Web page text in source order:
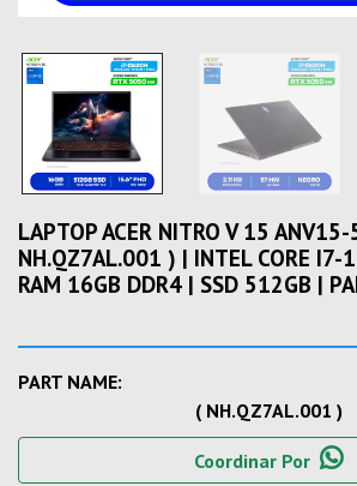
LAPTOP ACER NITRO V 15
NH.QZ7AL.001 ) | INTEL CORE
RAM 16GB DDR4 | SSD 512GB |
PART NAME:
( NH.QZ7AL.001 )
Coordinar Por